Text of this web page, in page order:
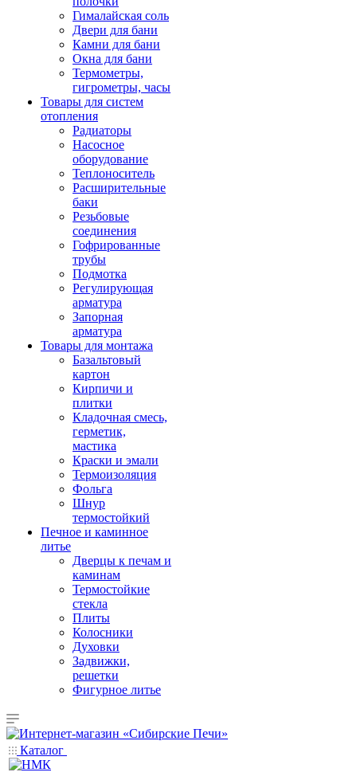
Гималайская соль
Двери для бани
Камни для бани
Окна для бани
Термометры,
гигрометры, часы
Товары для систем
отопления
Радиаторы
Насосное
оборудование
Теплоноситель
Расширительные
баки
Резьбовые
соединения
Гофрированные
трубы
Подмотка
Регулирующая
арматура
Запорная
арматура
Товары для монтажа
Базальтовый
картон
Кирпичи и
плитки
Кладочная смесь,
герметик,
мастика
Краски и эмали
Термоизоляция
Фольга
Шнур
термостойкий
Печное и каминное
литье
Дверцы к печам и
каминам
Термостойкие
стекла
Плиты
Колосники
Духовки
Задвижки,
решетки
Фигурное литье
Каталог